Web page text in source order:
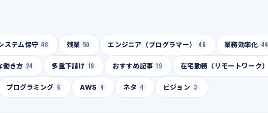
ステム保守 48 残業 50 エンジニア（プログラマー） 46 業務効率化 44
働き方 24 多重下請け 19 おすすめ記事 19 在宅勤務（リモートワーク）
プログラミング 6 AWS 4 ネタ 4 ビジョン 3